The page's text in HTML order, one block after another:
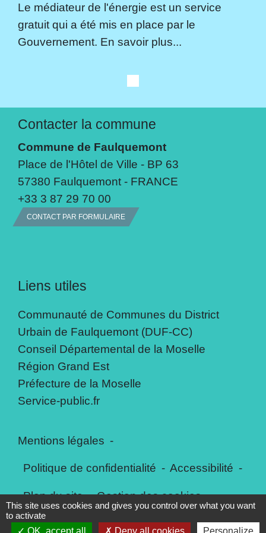
Le médiateur de l'énergie est un service
gratuit qui a été mis en place par le
Gouvernement. En savoir plus...
Contacter la commune
Commune de Faulquemont
Place de l'Hôtel de Ville - BP 63
57380 Faulquemont - FRANCE
+33 3 87 29 70 00
CONTACT PAR FORMULAIRE
Liens utiles
Communauté de Communes du District
Urbain de Faulquemont (DUF-CC)
Conseil Départemental de la Moselle
Région Grand Est
Préfecture de la Moselle
Service-public.fr
Mentions légales -
Politique de confidentialité - Accessibilité -
Plan du site - Gestion des cookies
This site uses cookies and gives you control over what you want
to activate
OK, accept all
Deny all cookies Personalize